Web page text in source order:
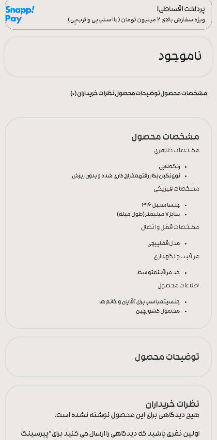
پرداخت اقساطی!
ویژه سفارش‌ بالای ۲ میلیون تومان (با اسنپ‌پی و ترب‌پِی)
ناموجود
مشخصات محصولتوضیحات محصولنظرات خریداران (0)
مشخصات محصول
مشخصات ظاهری
رنگطلایی
نوع نگین بکار رفتهمخراج کاری شده و بدون ریزش
مشخصات فیزیکی
جنساستیل 316
سایز7 میلیمتر(طول میله)
مشخصات قفل و اتصال
مدل قفلپیچی
مراقبت و نگهداری
حد مراقبتمتوسط
اطلاعات محصول
جنسیتمباسب برای آقایان و خانم ها
محصول کشورچین
توضیحات محصول
نظرات خریداران
هیچ دیدگاهی برای این محصول نوشته نشده است.
اولین نفری باشید که دیدگاهی را ارسال می کنید برای “پیرسینگ